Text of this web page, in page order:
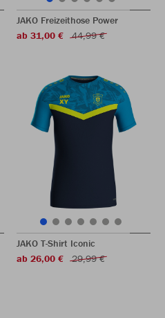
JAKO Freizeithose Power
ab 31,00 €
44,99 €
JAKO T-Shirt Iconic
ab 26,00 €
29,99 €